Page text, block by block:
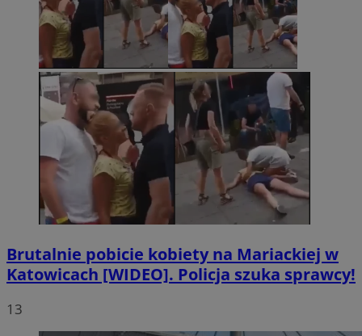
Brutalnie pobicie kobiety na Mariackiej w
Katowicach [WIDEO]. Policja szuka sprawcy!
13